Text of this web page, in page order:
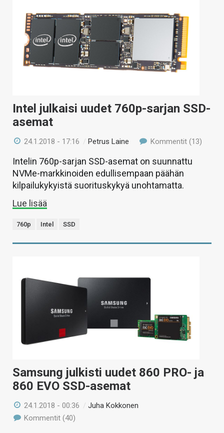
Intel julkaisi uudet 760p-sarjan SSD-
asemat
24.1.2018 - 17:16 /Petrus Laine Kommentit (13)
Intelin 760p-sarjan SSD-asemat on suunnattu
NVMe-markkinoiden edullisempaan päähän
kilpailukykyistä suorituskykyä unohtamatta.
Lue lisää
760p Intel SSD
Samsung julkisti uudet 860 PRO- ja
860 EVO SSD-asemat
24.1.2018 - 00:36 /Juha Kokkonen
Kommentit (40)